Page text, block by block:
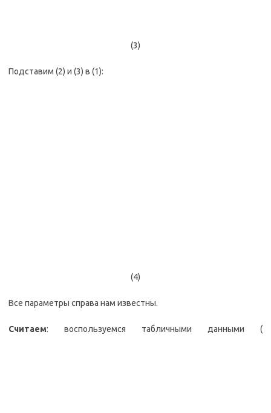
(3)
Подставим (2) и (3) в (1):
(4)
Все параметры справа нам известны.
Считаем: воспользуемся табличными данными (